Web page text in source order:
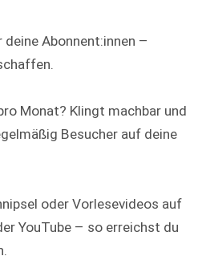
Abonnent:innen –
Monat? Klingt machbar und
Besucher auf deine
oder Vorlesevideos auf
YouTube – so erreichst du